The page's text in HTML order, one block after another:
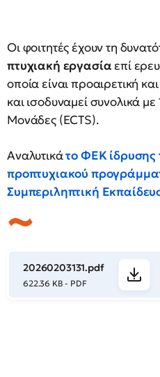
Οι φοιτητές έχουν τη
πτυχιακή εργασίαεπί
οποία είναι προαιρετική
και ισοδυναμεί συνολικά με
Μονάδες (ECTS).
Αναλυτικάτο ΦΕΚ ίδρυσης
προπτυχιακού
Συμπεριληπτική
20260203131.pdf
622.36 KB - PDF